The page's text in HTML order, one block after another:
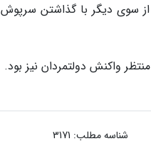
سوی دیگر با گذاشتن سرپوش
واکنش دولتمردان نیز بود.
شناسه مطلب: 3171